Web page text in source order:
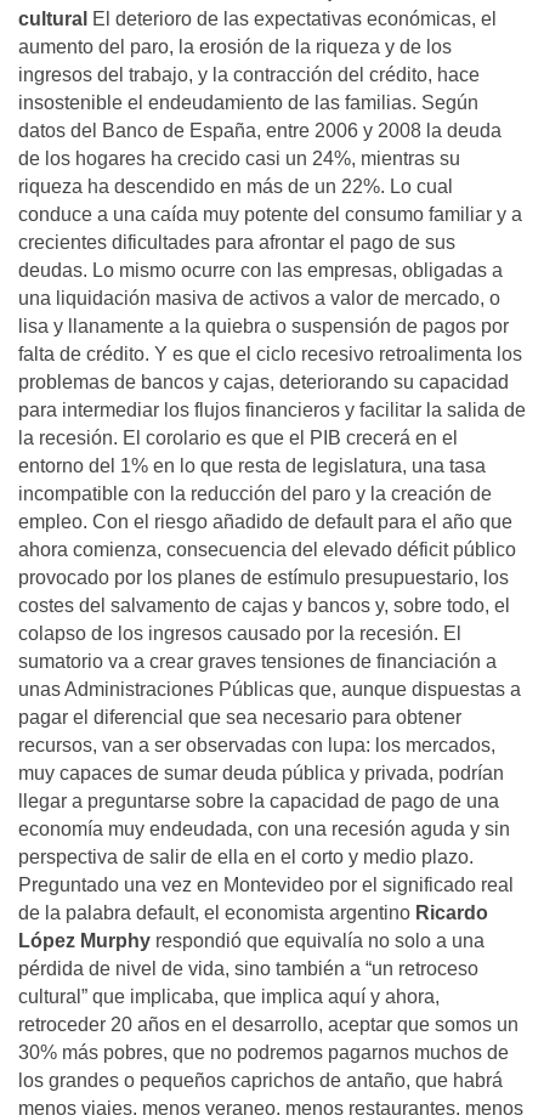
cultural El deterioro de las expectativas económicas, el
aumento del paro, la erosión de la riqueza y de los
ingresos del trabajo, y la contracción del crédito, hace
insostenible el endeudamiento de las familias. Según
datos del Banco de España, entre 2006 y 2008 la deuda
de los hogares ha crecido casi un 24%, mientras su
riqueza ha descendido en más de un 22%. Lo cual
conduce a una caída muy potente del consumo familiar y a
crecientes dificultades para afrontar el pago de sus
deudas. Lo mismo ocurre con las empresas, obligadas a
una liquidación masiva de activos a valor de mercado, o
lisa y llanamente a la quiebra o suspensión de pagos por
falta de crédito. Y es que el ciclo recesivo retroalimenta los
problemas de bancos y cajas, deteriorando su capacidad
para intermediar los flujos financieros y facilitar la salida de
la recesión. El corolario es que el PIB crecerá en el
entorno del 1% en lo que resta de legislatura, una tasa
incompatible con la reducción del paro y la creación de
empleo. Con el riesgo añadido de default para el año que
ahora comienza, consecuencia del elevado déficit público
provocado por los planes de estímulo presupuestario, los
costes del salvamento de cajas y bancos y, sobre todo, el
colapso de los ingresos causado por la recesión. El
sumatorio va a crear graves tensiones de financiación a
unas Administraciones Públicas que, aunque dispuestas a
pagar el diferencial que sea necesario para obtener
recursos, van a ser observadas con lupa: los mercados,
muy capaces de sumar deuda pública y privada, podrían
llegar a preguntarse sobre la capacidad de pago de una
economía muy endeudada, con una recesión aguda y sin
perspectiva de salir de ella en el corto y medio plazo.
Preguntado una vez en Montevideo por el significado real
de la palabra default, el economista argentino Ricardo
López Murphy respondió que equivalía no solo a una
pérdida de nivel de vida, sino también a “un retroceso
cultural” que implicaba, que implica aquí y ahora,
retroceder 20 años en el desarrollo, aceptar que somos un
30% más pobres, que no podremos pagarnos muchos de
los grandes o pequeños caprichos de antaño, que habrá
menos viajes, menos veraneo, menos restaurantes, menos